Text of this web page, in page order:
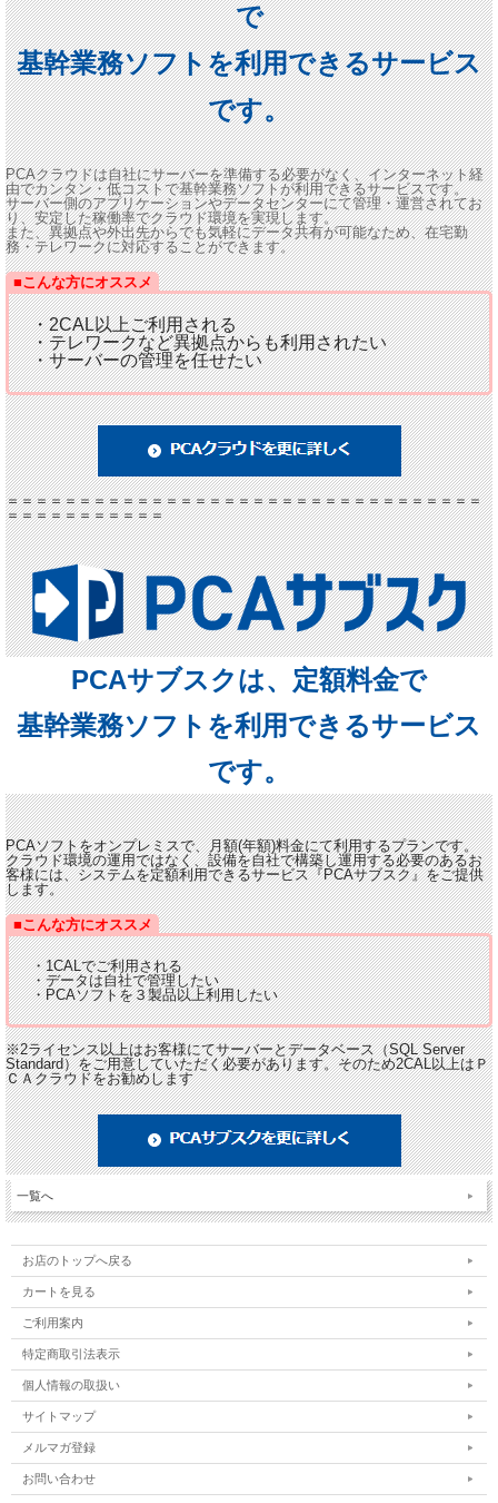
で
基幹業務ソフトを利用できるサービス
です。
PCAクラウドは自社にサーバーを準備する必要がなく、インターネット経
由でカンタン・低コストで基幹業務ソフトが利用できるサービスです。
サーバー側のアプリケーションやデータセンターにて管理・運営されてお
り、安定した稼働率でクラウド環境を実現します。
また、異拠点や外出先からでも気軽にデータ共有が可能なため、在宅勤
務・テレワークに対応することができます。
■こんな方にオススメ
・2CAL以上ご利用される
・テレワークなど異拠点からも利用されたい
・サーバーの管理を任せたい
＝＝＝＝＝＝＝＝＝＝＝＝＝＝＝＝＝＝＝＝＝＝＝＝＝＝＝＝＝＝＝＝＝
＝＝＝＝＝＝＝＝＝＝＝
PCAサブスクは、定額料金で
基幹業務ソフトを利用できるサービス
です。
PCAソフトをオンプレミスで、月額(年額)料金にて利用するプランです。
クラウド環境の運用ではなく、設備を自社で構築し運用する必要のあるお
客様には、システムを定額利用できるサービス『PCAサブスク』をご提供
します。
■こんな方にオススメ
・1CALでご利用される
・データは自社で管理したい
・PCAソフトを３製品以上利用したい
※2ライセンス以上はお客様にてサーバーとデータベース（SQL Server
Standard）をご用意していただく必要があります。そのため2CAL以上はＰ
ＣＡクラウドをお勧めします
一覧へ
お店のトップへ戻る
カートを見る
ご利用案内
特定商取引法表示
個人情報の取扱い
サイトマップ
メルマガ登録
お問い合わせ